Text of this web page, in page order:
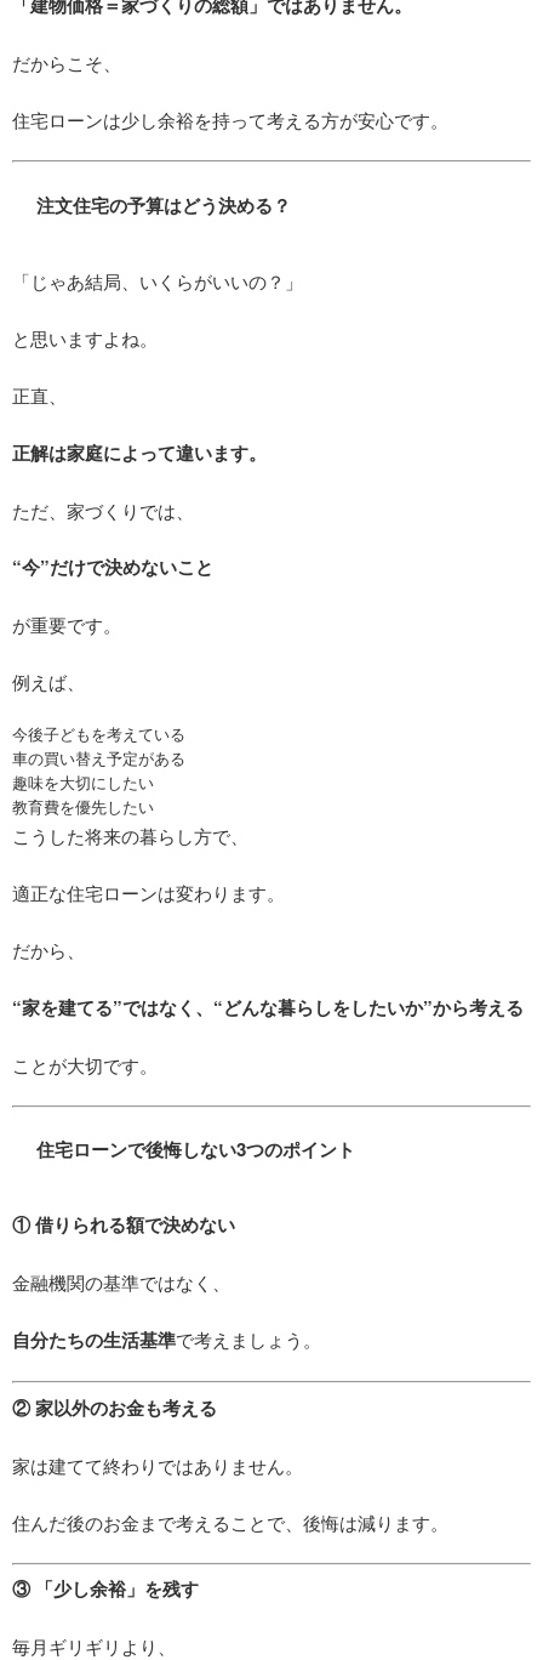
だからこそ、
住宅ローンは少し余裕を持って考える方が安心です。
注文住宅の予算はどう決める？
「じゃあ結局、いくらがいいの？」
と思いますよね。
正直、
正解は家庭によって違います。
ただ、家づくりでは、
“今”だけで決めないこと
が重要です。
例えば、
今後子どもを考えている
車の買い替え予定がある
趣味を大切にしたい
教育費を優先したい
こうした将来の暮らし方で、
適正な住宅ローンは変わります。
だから、
“家を建てる”ではなく、“どんな暮らしをしたいか”から考える
ことが大切です。
住宅ローンで後悔しない3つのポイント
① 借りられる額で決めない
金融機関の基準ではなく、
自分たちの生活基準で考えましょう。
② 家以外のお金も考える
家は建てて終わりではありません。
住んだ後のお金まで考えることで、後悔は減ります。
③ 「少し余裕」を残す
毎月ギリギリより、